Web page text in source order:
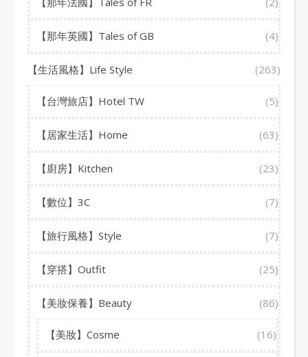
【那年英國】Tales of GB (4)
【生活風格】Life Style (263)
【台灣旅店】Hotel TW (5)
【居家生活】Home (63)
【廚房】Kitchen (23)
【數位】3C (7)
【旅行風格】Style (7)
【穿搭】Outfit (25)
【美妝保養】Beauty (86)
【美妝】Cosme (16)